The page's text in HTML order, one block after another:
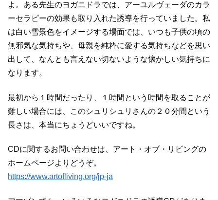
よ。ある先生のヨガニドラでは、アーユルヴェーダのカラ
ーセラピーの効果も取り入れた誘導を行っていました。私
は白い雪景色をイメージする場面では、いつも子供の頃の
無邪気な気持ちや、母親を純粋に愛する気持ちなどを思い
出して、なんとも言えない切ないような懐かしい気持ちに
なります。
最初から１時間だったり、１時間という時間を取ることが
難しい場合には、このシュリシュリさんの２０分間という
長さは、本当にちょうどいいですね。
CDに関するお問い合わせは、アート・オブ・リビングの
ホームページよりどうぞ。
https://www.artofliving.org/jp-ja